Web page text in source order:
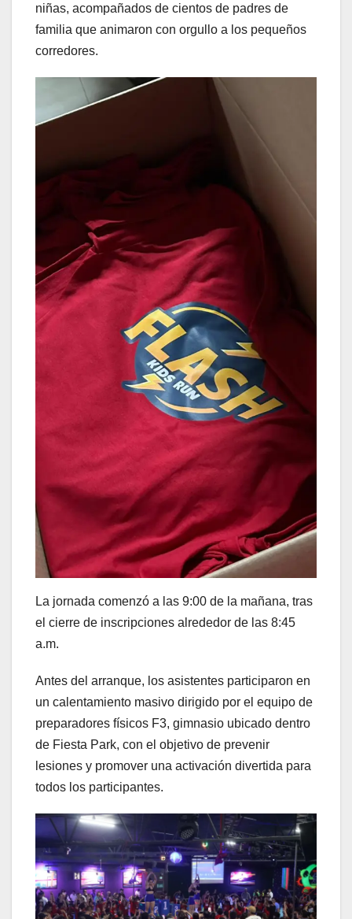
niñas, acompañados de cientos de padres de
familia que animaron con orgullo a los pequeños
corredores.
La jornada comenzó a las 9:00 de la mañana, tras
el cierre de inscripciones alrededor de las 8:45
a.m.
Antes del arranque, los asistentes participaron en
un calentamiento masivo dirigido por el equipo de
preparadores físicos F3, gimnasio ubicado dentro
de Fiesta Park, con el objetivo de prevenir
lesiones y promover una activación divertida para
todos los participantes.